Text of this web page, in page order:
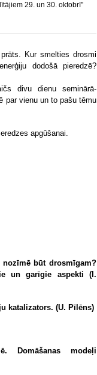
29. un 30. oktobrī"
Kur smelties drosmi
dodošā pieredzē?
divu dienu seminārā-
par vienu un to pašu tēmu
apgūšanai.
būt drosmīgam?
un garīgie aspekti (I.
katalizators. (U. Pīlēns)
Domāšanas modeļi